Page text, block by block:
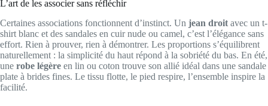
L’art de les associer sans réfléchir
Certaines associations fonctionnent d’instinct. Un jean droit avec un t-
shirt blanc et des sandales en cuir nude ou camel, c’est l’élégance sans
effort. Rien à prouver, rien à démontrer. Les proportions s’équilibrent
naturellement : la simplicité du haut répond à la sobriété du bas. En été,
une robe légère en lin ou coton trouve son allié idéal dans une sandale
plate à brides fines. Le tissu flotte, le pied respire, l’ensemble inspire la
facilité.